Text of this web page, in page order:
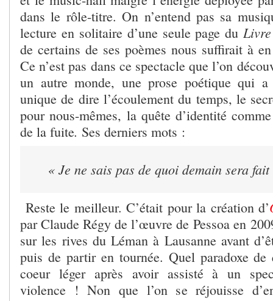
dans le rôle-titre. On n’entend pas sa
lecture en solitaire d’une seule page du
de certains de ses poèmes nous suffirait à
Ce n’est pas dans ce spectacle que l’on
un autre monde, une prose poétique qui a
unique de dire l’écoulement du temps, le
pour nous-mêmes, la quête d’identité
de la fuite. Ses derniers mots :
« Je ne sais pas de quoi demain sera
Reste le meilleur. C’était pour la création d’
par Claude Régy de l’œuvre de Pessoa en
sur les rives du Léman à Lausanne avant
puis de partir en tournée. Quel paradoxe
coeur léger après avoir assisté à un
violence ! Non que l’on se réjouisse